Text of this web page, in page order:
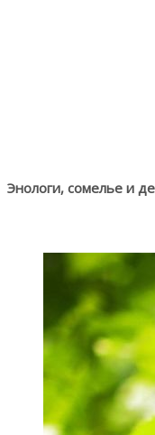
Энологи, сомелье и